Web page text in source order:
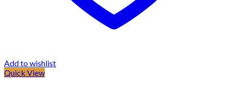
Add to wishlist
Quick View